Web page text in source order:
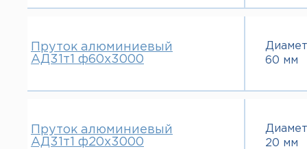
Пруток алюминиевый
АД31т1 ф60х3000
60 мм
Пруток алюминиевый
АД31т1 ф20х3000
20 мм